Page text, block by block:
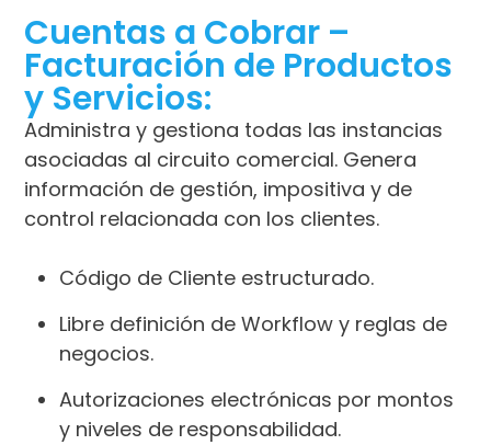
Cuentas a Cobrar –
Facturación de Productos
y Servicios:
Administra y gestiona todas las instancias
asociadas al circuito comercial. Genera
información de gestión, impositiva y de
control relacionada con los clientes.
Código de Cliente estructurado.
Libre definición de Workflow y reglas de
negocios.
Autorizaciones electrónicas por montos
y niveles de responsabilidad.